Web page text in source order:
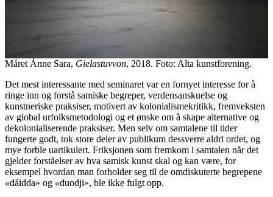
Máret Ánne Sara, Gielastuvvon, 2018. Foto: Alta kunstforening.
Det mest interessante med seminaret var en fornyet interesse for å
ringe inn og forstå samiske begreper, verdensanskuelse og
kunstneriske praksiser, motivert av kolonialismekritikk, fremveksten
av global urfolksmetodologi og et ønske om å skape alternative og
dekolonialiserende praksiser. Men selv om samtalene til tider
fungerte godt, tok store deler av publikum dessverre aldri ordet, og
mye forble uartikulert. Friksjonen som fremkom i samtalen når det
gjelder forståelser av hva samisk kunst skal og kan være, for
eksempel hvordan man forholder seg til de omdiskuterte begrepene
«dáidda» og «duodji», ble ikke fulgt opp.